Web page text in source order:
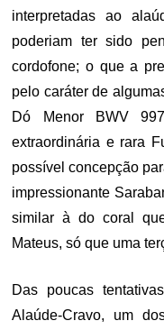
interpretadas ao
poderiam ter sido
cordofone; o que a
pelo caráter de
Dó Menor BWV
extraordinária e rara
possível concepção
impressionante
similar à do coral
Mateus, só que uma
Das poucas
Alaúde-Cravo, um